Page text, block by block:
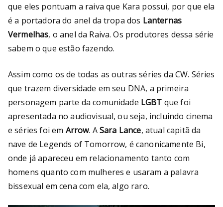
que eles pontuam a raiva que Kara possui, por que ela
é a portadora do anel da tropa dos Lanternas
Vermelhas, o anel da Raiva. Os produtores dessa série
sabem o que estão fazendo.
Assim como os de todas as outras séries da CW. Séries
que trazem diversidade em seu DNA, a primeira
personagem parte da comunidade LGBT que foi
apresentada no audiovisual, ou seja, incluindo cinema
e séries foi em Arrow. ASara Lance, atual capitã da
nave de Legends of Tomorrow, é canonicamente Bi,
onde já apareceu em relacionamento tanto com
homens quanto com mulheres e usaram a palavra
bissexual em cena com ela, algo raro.